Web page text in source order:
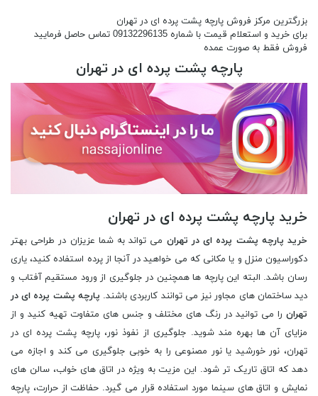
بزرگترین مرکز فروش پارچه پشت پرده ای در تهران
برای خرید و استعلام قیمت با شماره 09132296135 تماس حاصل فرمایید
فروش فقط به صورت عمده
پارچه پشت پرده ای در تهران
خرید پارچه پشت پرده ای در تهران
خرید پارچه پشت پرده ای در تهران می تواند به شما عزیزان در طراحی بهتر
دکوراسیون منزل و یا مکانی که می خواهید در آنجا از پرده استفاده کنید، یاری
رسان باشد. البته این پارچه ها همچنین در جلوگیری از ورود مستقیم آفتاب و
دید ساختمان های مجاور نیز می توانند کاربردی باشند. پارچه پشت پرده ای در
تهران را می توانید در رنگ های مختلف و جنس های متفاوت تهیه کنید و از
مزایای آن ها بهره مند شوید. جلوگیری از نفوذ نور، پارچه پشت پرده ای در
تهران، نور خورشید یا نور مصنوعی را به خوبی جلوگیری می کند و اجازه می
دهد که اتاق تاریک تر شود. این مزیت به ویژه در اتاق های خواب، سالن های
نمایش و اتاق های سینما مورد استفاده قرار می گیرد. حفاظت از حرارت، پارچه